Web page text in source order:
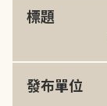
標題
發布單位